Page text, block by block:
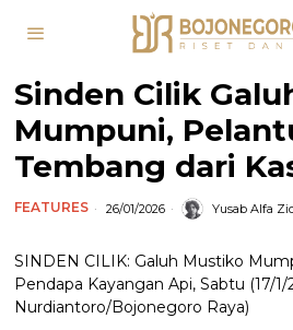
Sinden Cilik
Mumpuni,
Tembang dari
FEATURES 26/01/2026 Yusab Alfa
SINDEN CILIK: Galuh Mustiko
Pendapa Kayangan Api, Sabtu (17/
Nurdiantoro/Bojonegoro Raya)